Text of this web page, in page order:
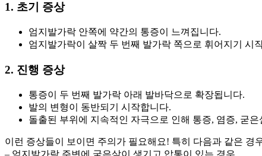
1. 초기 증상
엄지발가락 안쪽에 약간의 통증이 느껴집니다.
엄지발가락이 살짝 두 번째 발가락 쪽으로 휘어지기 시
2. 진행 증상
통증이 두 번째 발가락 아래 발바닥으로 확장됩니다.
발의 변형이 동반되기 시작합니다.
돌출된 부위에 지속적인 자극으로 인해 통증, 염증, 굳
이런 증상들이 보이면 주의가 필요해요! 특히 다음과 같은 경
– 엄지발가락 주변에 굳은살이 생기고 압통이 있는 경우